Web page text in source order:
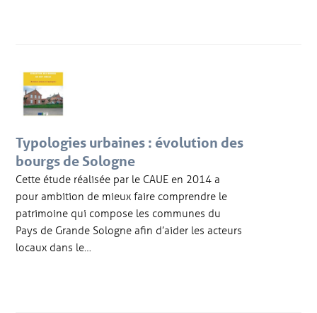
Typologies urbaines : évolution des
bourgs de Sologne
Cette étude réalisée par le CAUE en 2014 a
pour ambition de mieux faire comprendre le
patrimoine qui compose les communes du
Pays de Grande Sologne afin d’aider les acteurs
locaux dans le…